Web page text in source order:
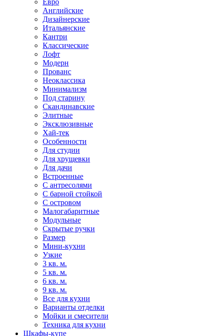
Евро
Английские
Дизайнерские
Итальянские
Кантри
Классические
Лофт
Модерн
Прованс
Неоклассика
Минимализм
Под старину
Скандинавские
Элитные
Эксклюзивные
Хай-тек
Особенности
Для студии
Для хрущевки
Для дачи
Встроенные
С антресолями
С барной стойкой
С островом
Малогабаритные
Модульные
Скрытые ручки
Размер
Мини-кухни
Узкие
3 кв. м.
5 кв. м.
6 кв. м.
9 кв. м.
Все для кухни
Варианты отделки
Мойки и смесители
Техника для кухни
Шкафы-купе